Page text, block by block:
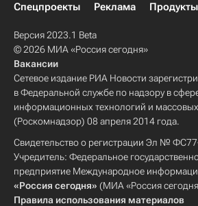
Спецпроекты
Реклама
Версия 2023.1 Beta
© 2026 МИА «Россия сегодня»
Вакансии
Сетевое издание РИА Новости
в Федеральной службе по надзору в
информационных технологий и
(Роскомнадзор) 08 апреля 2014 года.
Свидетельство о регистрации Эл №
Учредитель: Федеральное
предприятие Международное
«Россия сегодня» (МИА «Россия
Правила использования материалов